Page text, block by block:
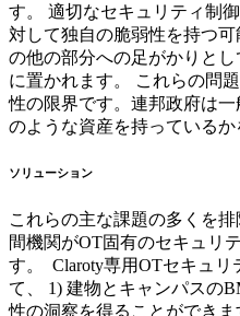
す。 適切なセキュリティ制
対して独自の脆弱性を持つ
の他の部分への足がかりと
に置かれます。 これらの問
性の限界です。連邦政府は
のような資産を持っているか
ソリューション
これらの主な課題の多くを
間機関がOT固有のセキュリ
す。 Claroty専用OTセキュリ
て、 1) 建物とキャンパスの
性の洞察を得ることができ